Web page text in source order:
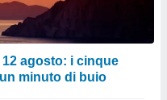
agosto: i cinque
minuto di buio